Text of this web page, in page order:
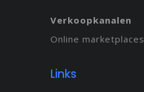
Verkoopkanalen
Online marketplaces
Links